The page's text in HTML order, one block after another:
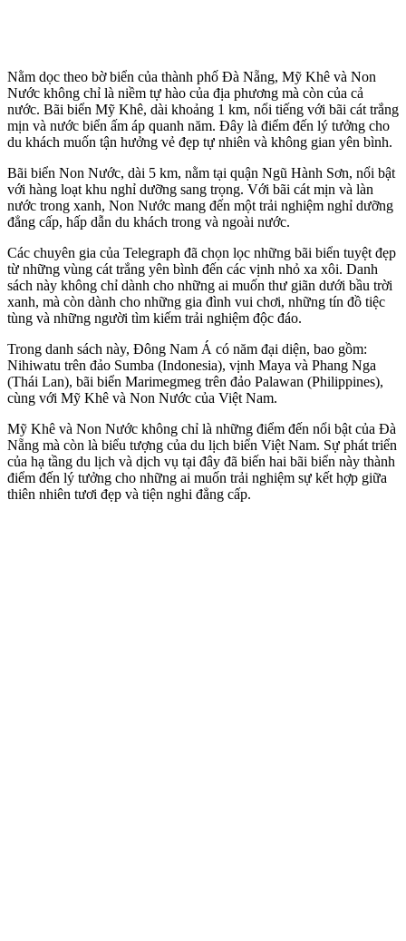
Nằm dọc theo bờ biển của thành phố Đà Nẵng, Mỹ Khê và Non
Nước không chỉ là niềm tự hào của địa phương mà còn của cả
nước. Bãi biển Mỹ Khê, dài khoảng 1 km, nổi tiếng với bãi cát trắng
mịn và nước biển ấm áp quanh năm. Đây là điểm đến lý tưởng cho
du khách muốn tận hưởng vẻ đẹp tự nhiên và không gian yên bình.
Bãi biển Non Nước, dài 5 km, nằm tại quận Ngũ Hành Sơn, nổi bật
với hàng loạt khu nghỉ dưỡng sang trọng. Với bãi cát mịn và làn
nước trong xanh, Non Nước mang đến một trải nghiệm nghỉ dưỡng
đẳng cấp, hấp dẫn du khách trong và ngoài nước.
Các chuyên gia của Telegraph đã chọn lọc những bãi biển tuyệt đẹp
từ những vùng cát trắng yên bình đến các vịnh nhỏ xa xôi. Danh
sách này không chỉ dành cho những ai muốn thư giãn dưới bầu trời
xanh, mà còn dành cho những gia đình vui chơi, những tín đồ tiệc
tùng và những người tìm kiếm trải nghiệm độc đáo.
Trong danh sách này, Đông Nam Á có năm đại diện, bao gồm:
Nihiwatu trên đảo Sumba (Indonesia), vịnh Maya và Phang Nga
(Thái Lan), bãi biển Marimegmeg trên đảo Palawan (Philippines),
cùng với Mỹ Khê và Non Nước của Việt Nam.
Mỹ Khê và Non Nước không chỉ là những điểm đến nổi bật của Đà
Nẵng mà còn là biểu tượng của du lịch biển Việt Nam. Sự phát triển
của hạ tầng du lịch và dịch vụ tại đây đã biến hai bãi biển này thành
điểm đến lý tưởng cho những ai muốn trải nghiệm sự kết hợp giữa
thiên nhiên tươi đẹp và tiện nghi đẳng cấp.